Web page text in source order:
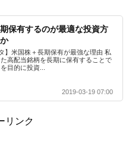
保有するのが最適な投資方
】米国株＋長期保有が最強な理由 私
高配当銘柄を長期に保有することで
目的に投資...
2019-03-19 07:00
リンク